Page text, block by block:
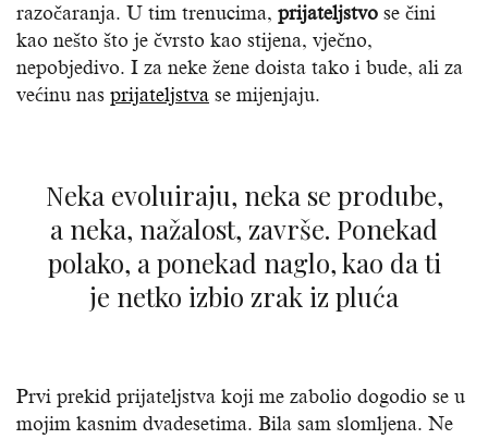
razočaranja. U tim trenucima, prijateljstvo se čini
kao nešto što je čvrsto kao stijena, vječno,
nepobjedivo. I za neke žene doista tako i bude, ali za
većinu nas prijateljstva se mijenjaju.
Neka evoluiraju, neka se prodube,
a neka, nažalost, završe. Ponekad
polako, a ponekad naglo, kao da ti
je netko izbio zrak iz pluća
Prvi prekid prijateljstva koji me zabolio dogodio se u
mojim kasnim dvadesetima. Bila sam slomljena. Ne